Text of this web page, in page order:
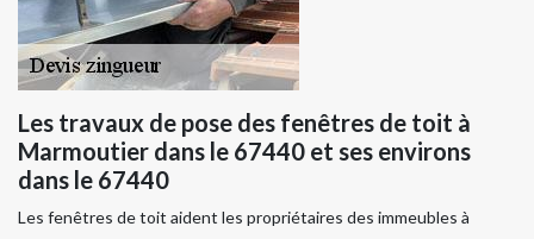
Les travaux de pose des fenêtres de toit à
Marmoutier dans le 67440 et ses environs
dans le 67440
Les fenêtres de toit aident les propriétaires des immeubles à